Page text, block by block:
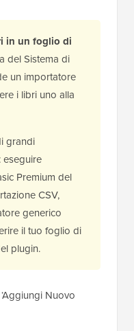
in un foglio di
del Sistema di
un importatore
i libri uno alla
grandi
eseguire
Premium del
CSV,
generico
il tuo foglio di
plugin.
Nuovo